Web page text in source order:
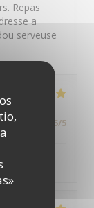
Repas
a
serveuse
/ Precio 5/5